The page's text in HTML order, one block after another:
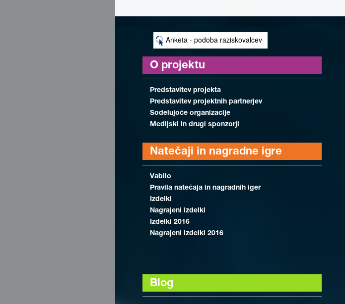
Anketa - podoba raziskovalcev
O projektu
Predstavitev projekta
Predstavitev projektnih partnerjev
Sodelujoče organizacije
Medijski in drugi sponzorji
Natečaji in nagradne igre
Vabilo
Pravila natečaja in nagradnih iger
Izdelki
Nagrajeni izdelki
Izdelki 2016
Nagrajeni izdelki 2016
Blog